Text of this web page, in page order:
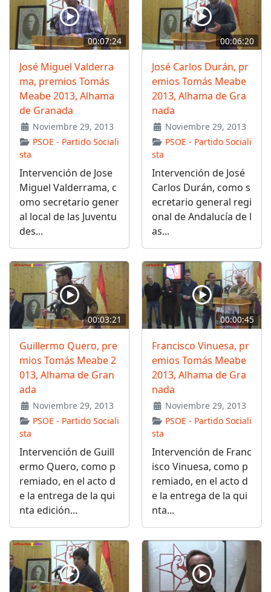
00:07:24
José Miguel Valderra
ma, premios Tomás
Meabe 2013, Alhama
de Granada
Noviembre 29, 2013
PSOE - Partido Sociali
sta
Intervención de Jose
Miguel Valderrama, c
omo secretario gener
al local de las Juventu
des...
00:06:20
José Carlos Durán, pr
emios Tomás Meabe
2013, Alhama de Gra
nada
Noviembre 29, 2013
PSOE - Partido Sociali
sta
Intervención de José
Carlos Durán, como s
ecretario general regi
onal de Andalucía de l
as...
00:03:21
Guillermo Quero, pre
mios Tomás Meabe 2
013, Alhama de Gran
ada
Noviembre 29, 2013
PSOE - Partido Sociali
sta
Intervención de Guill
ermo Quero, como p
remiado, en el acto d
e la entrega de la qui
nta edición...
00:00:45
Francisco Vinuesa, pr
emios Tomás Meabe
2013, Alhama de Gra
nada
Noviembre 29, 2013
PSOE - Partido Sociali
sta
Intervención de Franc
isco Vinuesa, como p
remiado, en el acto d
e la entrega de la qui
nta...